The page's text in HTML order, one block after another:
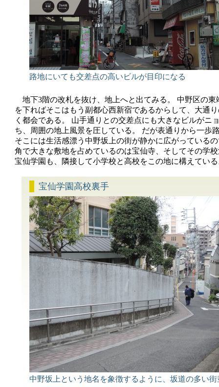
路地にいても交差点の高いビルが目印になる
地下3階の改札を抜け、地上へと出てみる。 中野区の東
を下ればそこはもう副都心西新宿であるからして、大通
く都会である。 山手通りとの交差点にも大きなビルがニ
ち、周囲の地上風景を圧している。 だが表通りから一歩
そこには生活感漂う中野坂上の街が静かに広がっている
角で大きな敷地を占めているのは宝仙寺、そしてその学
宝仙学園も、隣接して小学校と高校をこの地に構えてい
宝仙学園高校裏手
中野坂上という地名を象徴するように、坂道の多い街